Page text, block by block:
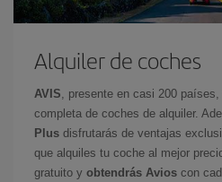
Alquiler de coches
AVIS , presente en casi 200
completa de coches de alquiler.
Plus disfrutarás de ventajas
que alquiles tu coche al mejor
gratuito y obtendrás Avios con